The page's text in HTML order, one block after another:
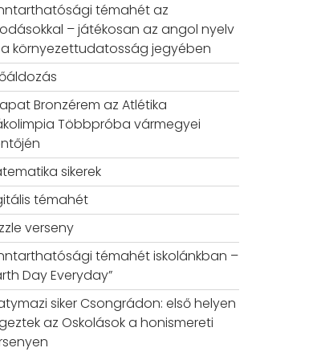
témahét az
– játékosan az angol nyelv
környezettudatosság jegyében
Bronzérem az Atlétika
Többpróba vármegyei
sikerek
témahét
verseny
témahét iskolánkban –
Day Everyday”
siker Csongrádon: első helyen
az Oskolások a honismereti